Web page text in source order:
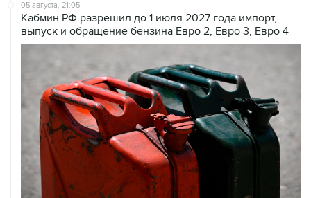
05 августа, 21:05
Кабмин РФ разрешил до 1 июля 2027 года импорт,
выпуск и обращение бензина Евро 2, Евро 3, Евро 4